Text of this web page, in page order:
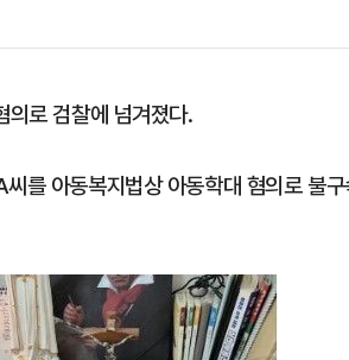
로 검찰에 넘겨졌다.
를 아동복지법상 아동학대 혐의로 불